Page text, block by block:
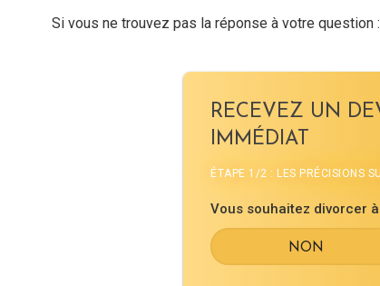
Si vous ne trouvez pas la réponse à votre question :
RECEVEZ UN
IMMÉDIAT
ÉTAPE 1/2 : LES PRÉCISIONS
Vous souhaitez divorcer